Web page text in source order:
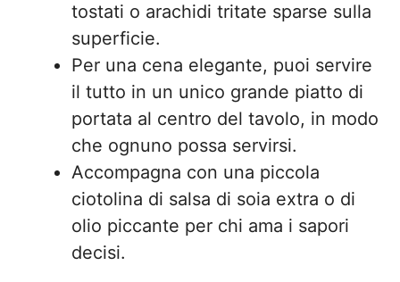
tostati o arachidi tritate sparse sulla
superficie.
Per una cena elegante, puoi servire
il tutto in un unico grande piatto di
portata al centro del tavolo, in modo
che ognuno possa servirsi.
Accompagna con una piccola
ciotolina di salsa di soia extra o di
olio piccante per chi ama i sapori
decisi.